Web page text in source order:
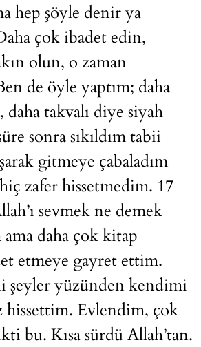
şöyle denir ya
çok ibadet edin,
olun, o zaman
de öyle yaptım; daha
takvalı diye siyah
sonra sıkıldım tabii
gitmeye çabaladım
zafer hissetmedim. 17
sevmek ne demek
daha çok kitap
etmeye gayret ettim.
şeyler yüzünden kendimi
hissettim. Evlendim, çok
bu. Kısa sürdü Allah’tan.